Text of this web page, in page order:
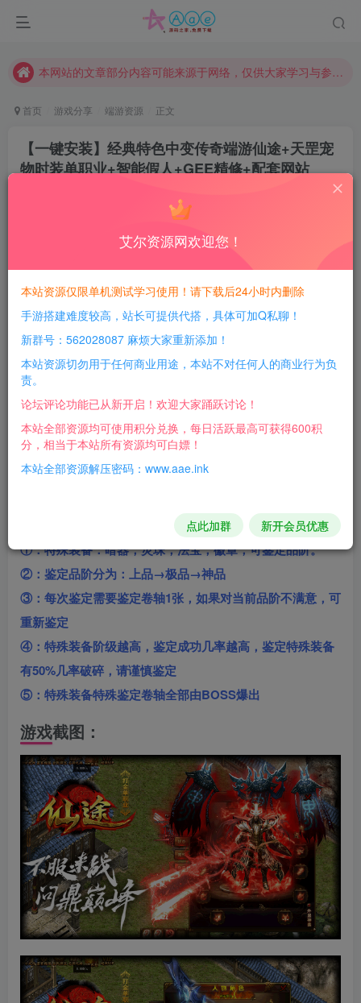
现在赞助会员享受专属折扣，详情点击此条公告。
本网站的文章部分内容可能来源于网络，仅供大家学习与参考，如有侵权，请联系站长QQ466107887进行删除处理。
首页 游戏分享 端游资源 正文
【一键安装】经典特色中变传奇端游仙途+天罡宠
物时装单职业+智能假人+GEE精修+配套网站
每日活跃最高可获得600积分！所有资源可以使用
积分免费兑换！
本站全部资源均可使用积分兑换，每日活跃最高可获得
600积分，相当于本站所有资源均可白嫖！
游戏介绍：
幸运项链可以增加一定的装备爆率，想要升级你的项
链，
可以在此处可以给项链加幸运，第一次必成，第二次开始有
机率成功，
①：特殊装备：暗器，灵珠，法宝，徽章，可鉴定品阶。
②：鉴定品阶分为：上品→极品→神品
③：每次鉴定需要鉴定卷轴1张，如果对当前品阶不满意，可
重新鉴定
④：特殊装备阶级越高，鉴定成功几率越高，鉴定特殊装备
有50%几率破碎，请谨慎鉴定
⑤：特殊装备特殊鉴定卷轴全部由BOSS爆出
游戏截图：
艾尔资源网欢迎您！
本站资源仅限单机测试学习使用！请下载后24小时内删除
手游搭建难度较高，站长可提供代搭，具体可加Q私聊！
新群号：562028087 麻烦大家重新添加！
本站资源切勿用于任何商业用途，本站不对任何人的商业行为负
责。
论坛评论功能已从新开启！欢迎大家踊跃讨论！
本站全部资源均可使用积分兑换，每日活跃最高可获得600积
分，相当于本站所有资源均可白嫖！
本站全部资源解压密码：www.aae.ink
点此加群 新开会员优惠